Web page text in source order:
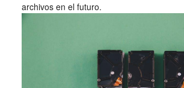
archivos en el futuro.